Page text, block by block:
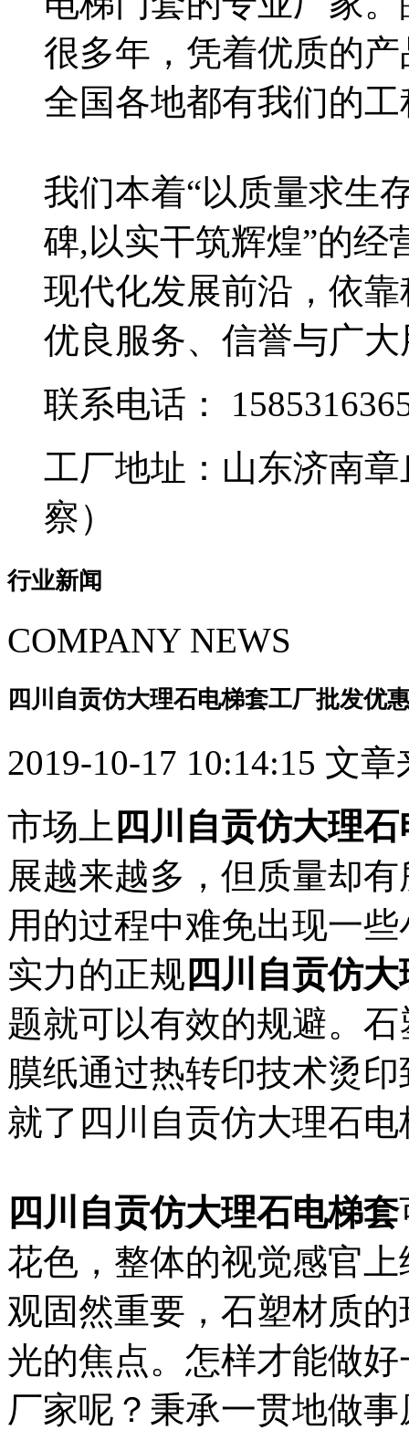
很多年，凭着优质的
全国各地都有我们的
我们本着“以质量求生
碑,以实干筑辉煌”的经
现代化发展前沿，依
优良服务、信誉与广
联系电话：
工厂地址：山东济南
察）
行业新闻
COMPANY NEWS
四川自贡仿大理石电梯套工厂批发优
2019-10-17 10:14:15 文
市场上 四川自贡仿大理
展越来越多，但质量却
用的过程中难免出现一
实力的正规 四川自贡仿
题就可以有效的规避。
膜纸通过热转印技术烫
就了四川自贡仿大理石
四川自贡仿大理石电梯套
花色，整体的视觉感官
观固然重要，石塑材质
光的焦点。怎样才能做好
厂家呢？秉承一贯地做